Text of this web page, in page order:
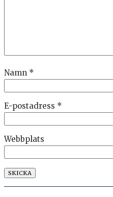
Namn *
E-postadress *
Webbplats